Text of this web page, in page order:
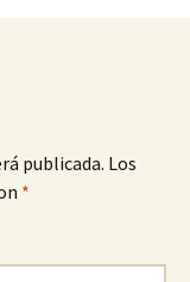
publicada. Los
*